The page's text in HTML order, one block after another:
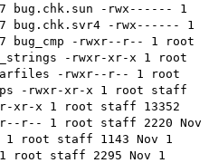
bug.chk.sun -rwx------ 1
bug.chk.svr4 -rwx------ 1
bug_cmp -rwxr--r-- 1 root
-rwxr-xr-x 1 root
-rwxr--r-- 1 root
-rwxr-xr-x 1 root staff
xr-x 1 root staff 13352
r-- 1 root staff 2220 Nov
root staff 1143 Nov 1
staff 2295 Nov 1